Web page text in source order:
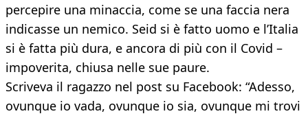
percepire una minaccia, come se una faccia nera
indicasse un nemico. Seid si è fatto uomo e l’Italia
si è fatta più dura, e ancora di più con il Covid –
impoverita, chiusa nelle sue paure.
Scriveva il ragazzo nel post su Facebook: “Adesso,
ovunque io vada, ovunque io sia, ovunque mi trovi